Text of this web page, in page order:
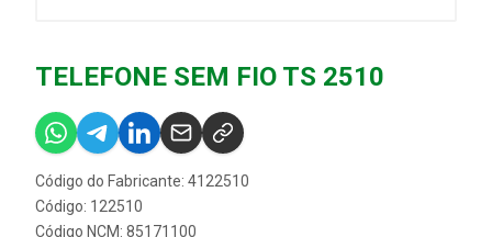
TELEFONE SEM FIO TS 2510
Código do Fabricante: 4122510
Código: 122510
Código NCM: 85171100